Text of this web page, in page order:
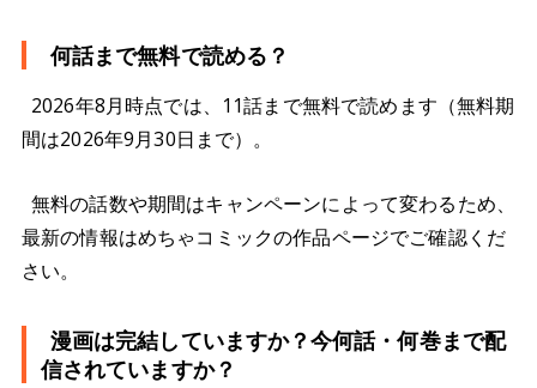
何話まで無料で読める？
2026年8月時点では、11話まで無料で読めます（無料期
間は2026年9月30日まで）。
無料の話数や期間はキャンペーンによって変わるため、
最新の情報はめちゃコミックの作品ページでご確認くだ
さい。
漫画は完結していますか？今何話・何巻まで配
信されていますか？